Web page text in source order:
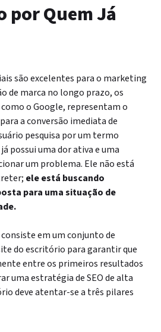
por Quem Já
são excelentes para o marketing
de marca no longo prazo, os
o Google, representam o
a conversão imediata de
pesquisa por um termo
possui uma dor ativa e uma
um problema. Ele não está
ele está buscando
para uma situação de
consiste em um conjunto de
do escritório para garantir que
entre os primeiros resultados
uma estratégia de SEO de alta
deve atentar-se a três pilares